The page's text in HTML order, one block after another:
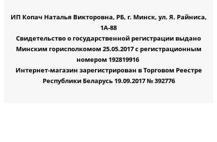
ИП Копач Наталья Викторовна, РБ, г. Минск, ул. Я. Райниса,
1А-88
Свидетельство о государственной регистрации выдано
Минским горисполкомом 25.05.2017 с регистрационным
номером 192819916
Интернет-магазин зарегистрирован в Торговом Реестре
Республики Беларусь 19.09.2017 № 392776